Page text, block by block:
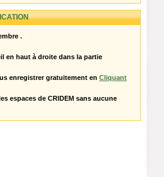
.
en haut à droite dans la partie
enregistrer gratuitement en Cliquant
espaces de CRIDEM sans aucune